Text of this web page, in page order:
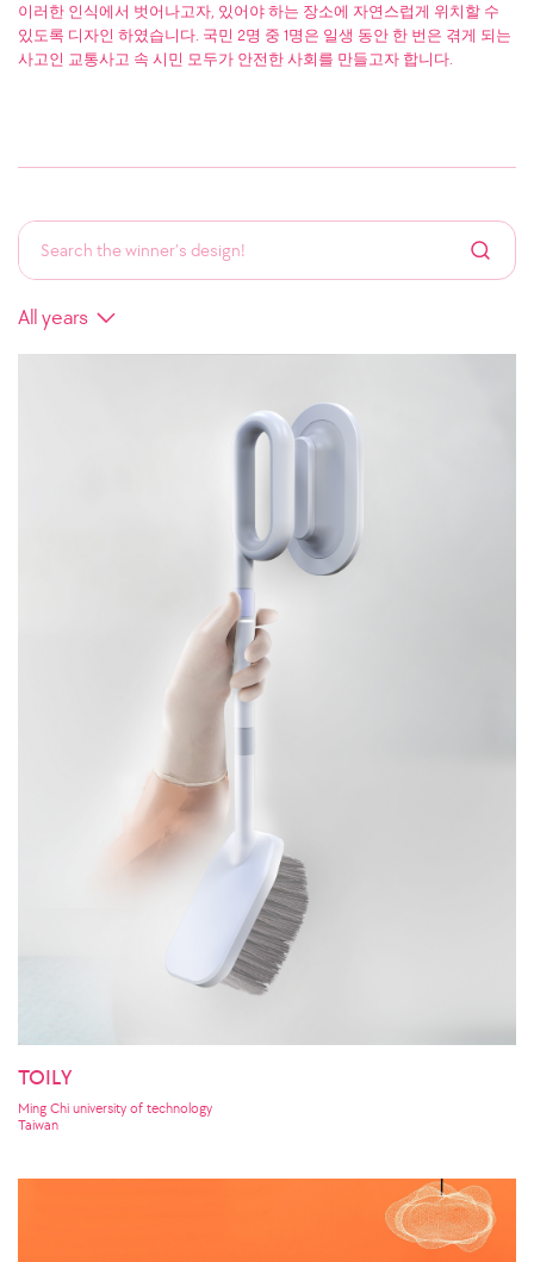
이러한 인식에서 벗어나고자, 있어야 하는 장소에 자연스럽게 위치할 수
있도록 디자인 하였습니다. 국민 2명 중 1명은 일생 동안 한 번은 겪게 되는
사고인 교통사고 속 시민 모두가 안전한 사회를 만들고자 합니다.
TOILY
Ming Chi university of technology
Taiwan